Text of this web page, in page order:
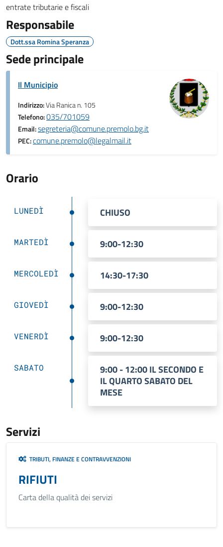
entrate tributarie e fiscali
Responsabile
Dott.ssa Romina Speranza
Sede principale
Il Municipio
Indirizzo:Via Ranica n. 105
Telefono:035/701059
Email:segreteria@comune.premolo.bg.it
PEC:comune.premolo@legalmail.it
Orario
LUNEDÌ CHIUSO
MARTEDÌ 9:00-12:30
MERCOLEDÌ 14:30-17:30
GIOVEDÌ 9:00-12:30
VENERDÌ 9:00-12:30
SABATO
9:00 - 12:00 IL SECONDO E
IL QUARTO SABATO DEL
MESE
Servizi
TRIBUTI, FINANZE E CONTRAVVENZIONI
RIFIUTI
Carta della qualità dei servizi